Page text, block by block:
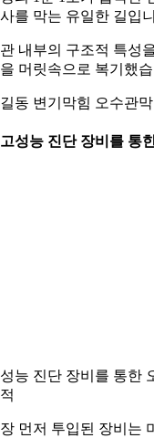
를 막는 유일한 길입
내부의 구조적 특성
머릿속으로 복기했
동 변기막힘 오수관
성능 진단 장비를 통
능 진단 장비를 통한
먼저 투입된 장비는